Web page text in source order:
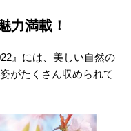
力満載！
』には、美しい自然の
がたくさん収められて